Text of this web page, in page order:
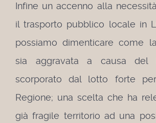
Infine un accenno alla
il trasporto pubblico locale in
possiamo dimenticare come
sia aggravata a causa del
scorporato dal lotto forte
Regione; una scelta che ha
già fragile territorio ad una